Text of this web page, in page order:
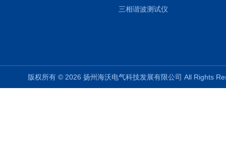
三相谐波测试仪
版权所有 © 2026 扬州海沃电气科技发展有限公司 All